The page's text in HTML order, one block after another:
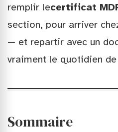
remplir lecertificat
section, pour arriver
— et repartir avec un
vraiment le quotidien
Sommaire